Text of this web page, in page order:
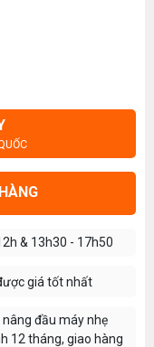
& 13h30 - 17h50
giá tốt nhất
đầu máy nhẹ
12 tháng, giao hàng